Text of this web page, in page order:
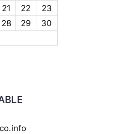
21 22
23
28 29
30